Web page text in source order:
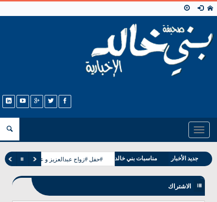
Toggle
navigation
جديد الأخبار
وفيات بني خالد
مناسبات بني خالد #حفل #زواج عبدالعزيز و عبدالله ابناء
الاشتراك